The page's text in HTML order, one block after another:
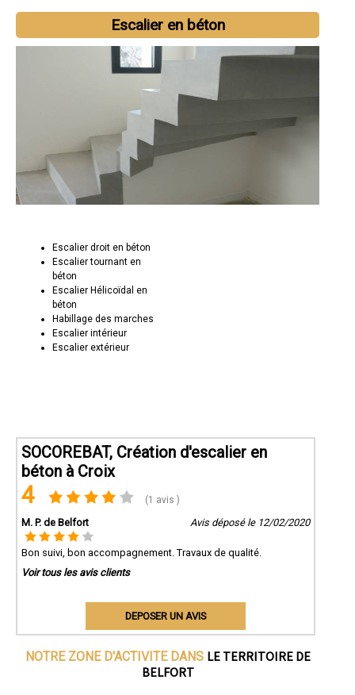
Escalier en béton
Escalier droit en béton
Escalier tournant en
béton
Escalier Hélicoïdal en
béton
Habillage des marches
Escalier intérieur
Escalier extérieur
SOCOREBAT, Création d'escalier en
béton à Croix
4 (1 avis )
M. P. de Belfort Avis déposé le 12/02/2020
Bon suivi, bon accompagnement. Travaux de qualité.
Voir tous les avis clients
DEPOSER UN AVIS
NOTRE ZONE D'ACTIVITE DANS LE TERRITOIRE DE
BELFORT